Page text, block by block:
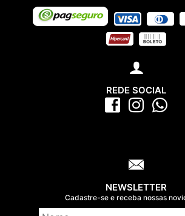
REDE SOCIAL
NEWSLETTER
Cadastre-se e receba nossas